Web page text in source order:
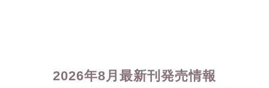
2026年8月最新刊発売情報